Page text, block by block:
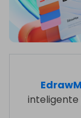
inteligente